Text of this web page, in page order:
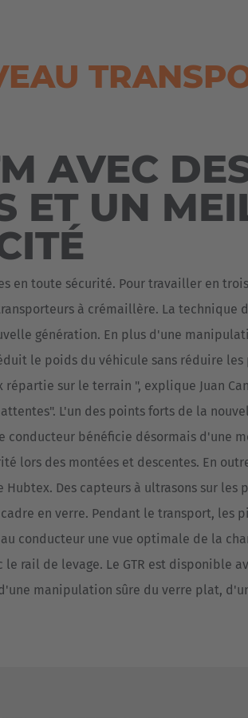
Polski
English Neutral
AVEC
ET UN
en toute sécurité. Pour travailler en
à crémaillère. La technique
génération. En plus d'une
le poids du véhicule sans réduire
sur le terrain ", explique Juan
L'un des points forts de la
bénéficie désormais d'une
lors des montées et descentes. En
Des capteurs à ultrasons sur
en verre. Pendant le transport, les
conducteur une vue optimale de la
rail de levage. Le GTR est disponible
manipulation sûre du verre plat,